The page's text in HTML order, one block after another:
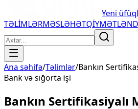
Yeni
TƏLİMLƏRMƏSLƏHƏT
Ana səhifə/Təlimlər/Bankın
Bank və sığorta işi
Bankın